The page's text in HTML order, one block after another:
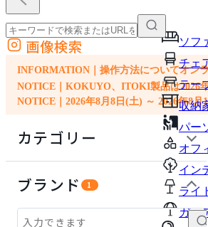
ソフ
チェ
テー
収納
パー
オフ
イン
ライ
ガー
外部サイトの商品をカートに追加
他のサイトで見つけた商品ページのURLを貼り付けて、カートに
画像検索
INFORMATION｜操作方法についてオン
NOTICE｜KOKUYO、ITOKI製品は2026
NOTICE｜2026年8月8日(土) ～ 2026年8
カテゴリー
ブランド 1